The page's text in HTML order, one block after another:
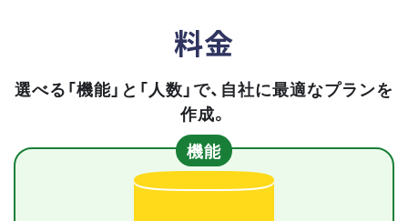
料金
選べる「機能」と「人数」で、自社に最適なプランを
作成。
機能